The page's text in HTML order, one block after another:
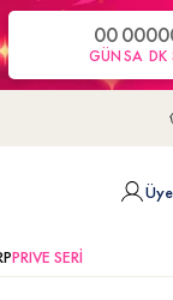
00
GÜN
00
SA
00
DK
PRIVE SERİ